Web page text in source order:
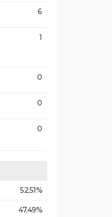
6
1
0
0
0
52,51%
47,49%